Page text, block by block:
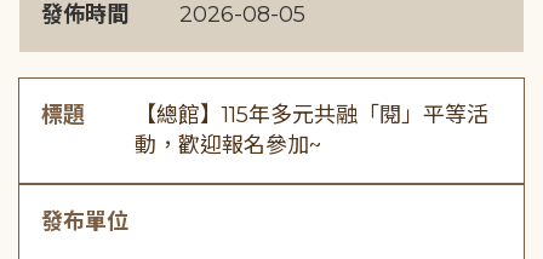
發佈時間 2026-08-05
標題
【總館】115年多元共融「閱」平等活
動，歡迎報名參加~
發布單位